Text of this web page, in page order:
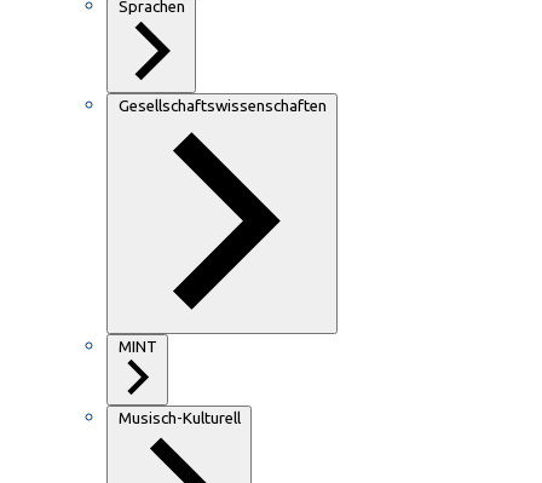
Sprachen
Gesellschaftswissenschaften
MINT
Musisch-Kulturell